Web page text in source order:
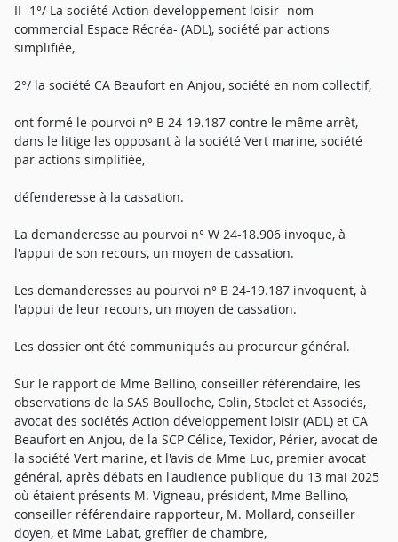
II- 1°/ La société Action developpement loisir -nom
commercial Espace Récréa- (ADL), société par actions
simplifiée,
2°/ la société CA Beaufort en Anjou, société en nom collectif,
ont formé le pourvoi n° B 24-19.187 contre le même arrêt,
dans le litige les opposant à la société Vert marine, société
par actions simplifiée,
défenderesse à la cassation.
La demanderesse au pourvoi n° W 24-18.906 invoque, à
l'appui de son recours, un moyen de cassation.
Les demanderesses au pourvoi n° B 24-19.187 invoquent, à
l'appui de leur recours, un moyen de cassation.
Les dossier ont été communiqués au procureur général.
Sur le rapport de Mme Bellino, conseiller référendaire, les
observations de la SAS Boulloche, Colin, Stoclet et Associés,
avocat des sociétés Action développement loisir (ADL) et CA
Beaufort en Anjou, de la SCP Célice, Texidor, Périer, avocat de
la société Vert marine, et l'avis de Mme Luc, premier avocat
général, après débats en l'audience publique du 13 mai 2025
où étaient présents M. Vigneau, président, Mme Bellino,
conseiller référendaire rapporteur, M. Mollard, conseiller
doyen, et Mme Labat, greffier de chambre,